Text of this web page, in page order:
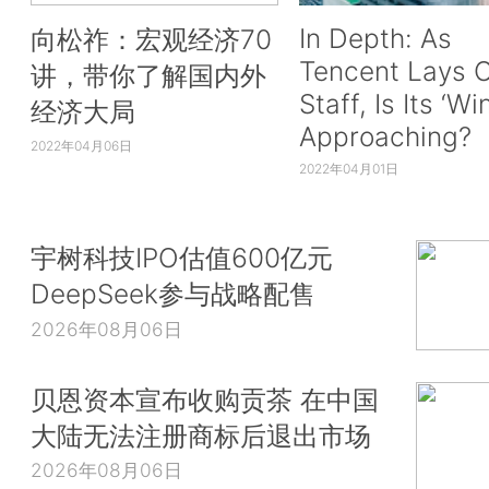
向松祚：宏观经济70
讲，带你了解国内外
经济大局
2022年04月06日
In Depth: As
Tencent Lays
Staff, Is Its
Approaching?
2022年04月01日
宇树科技IPO估值600亿元
DeepSeek参与战略配售
2026年08月06日
贝恩资本宣布收购贡茶 在中国
大陆无法注册商标后退出市场
2026年08月06日